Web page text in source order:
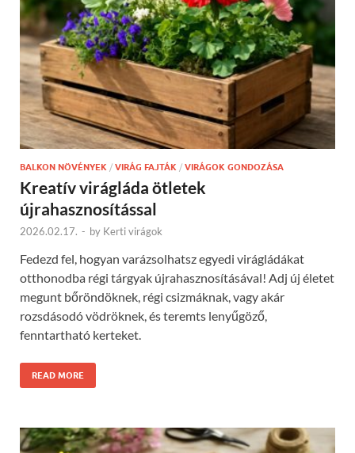
BALKON NÖVÉNYEK / VIRÁG FAJTÁK / VIRÁGOK GONDOZÁSA
Kreatív virágláda ötletek
újrahasznosítással
2026.02.17. - by Kerti virágok
Fedezd fel, hogyan varázsolhatsz egyedi virágládákat
otthonodba régi tárgyak újrahasznosításával! Adj új életet
megunt bőröndöknek, régi csizmáknak, vagy akár
rozsdásodó vödröknek, és teremts lenyűgöző,
fenntartható kerteket.
READ MORE